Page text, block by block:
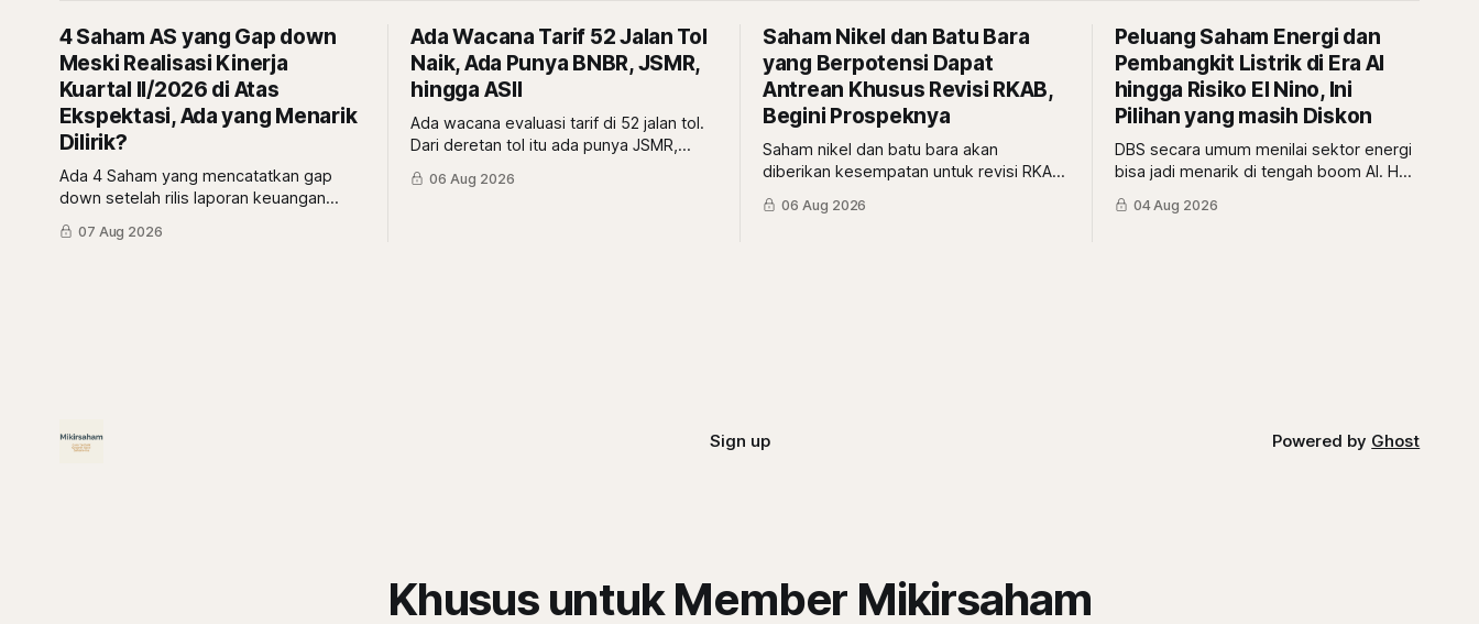
4 Saham AS yang Gap down
Meski Realisasi Kinerja
Kuartal II/2026 di Atas
Ekspektasi, Ada yang Menarik
Dilirik?
Ada 4 Saham yang mencatatkan gap
down setelah rilis laporan keuangan
kuartal II/2026. Apakah itu tanda kiamat
atau malah tanda diskon? simak
07 Aug 2026
Ada Wacana Tarif 52 Jalan Tol
Naik, Ada Punya BNBR, JSMR,
hingga ASII
Ada wacana evaluasi tarif di 52 jalan tol.
Dari deretan tol itu ada punya JSMR,
BNBR, dan ASII. Lalu, gimana
prospeknya?
06 Aug 2026
Saham Nikel dan Batu Bara
yang Berpotensi Dapat
Antrean Khusus Revisi RKAB,
Begini Prospeknya
Saham nikel dan batu bara akan
diberikan kesempatan untuk revisi RKAB,
tapi pihak yang dapat antrean khusus
adalah pemberi rasio royalti terbesar.
06 Aug 2026
Peluang Saham Energi dan
Pembangkit Listrik di Era AI
hingga Risiko El Nino, Ini
Pilihan yang masih Diskon
DBS secara umum menilai sektor energi
bisa jadi menarik di tengah boom AI. Hal
ini bisa selaras dengan sudut pandang
berbeda dari Mikirduit yang mana sektor
04 Aug 2026
Sign up Powered by Ghost
Khusus untuk Member Mikirsaham